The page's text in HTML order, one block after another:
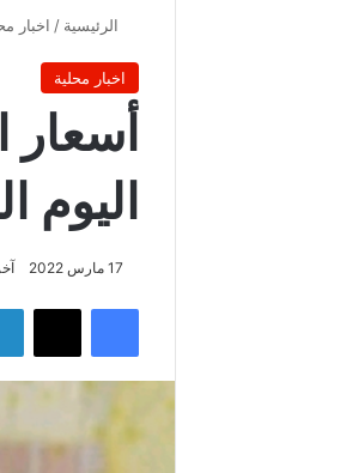
الرئيسية / اخبار
اخبار محلية
أسعار
اليوم
17 مارس 2022 آخر
فيسبوك ‫X